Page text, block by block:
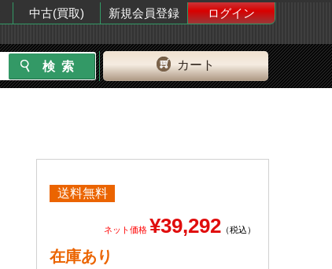
中古(買取) 新規会員登録
ログイン
カート
送料無料
ネット価格 ¥39,292 （税込）
在庫あり